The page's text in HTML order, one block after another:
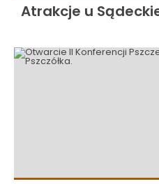
Atrakcje u